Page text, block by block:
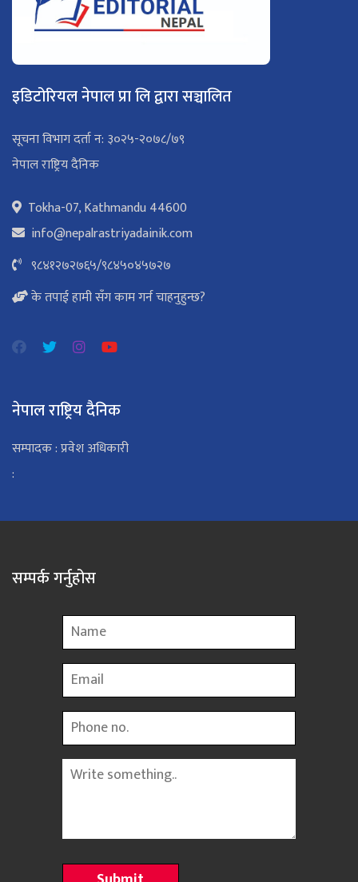
इडिटोरियल नेपाल प्रा लि द्वारा सञ्चालित
सूचना विभाग दर्ता न: ३०२५-२०७८/७९
नेपाल राष्ट्रिय दैनिक
Tokha-07, Kathmandu 44600
info@nepalrastriyadainik.com
९८४१२७२७६५/९८४५०४५७२७
के तपाई हामी सँग काम गर्न चाहनुहुन्छ?
नेपाल राष्ट्रिय दैनिक
सम्पादक : प्रवेश अधिकारी
:
सम्पर्क गर्नुहोस
Name
Email
Phone
Message